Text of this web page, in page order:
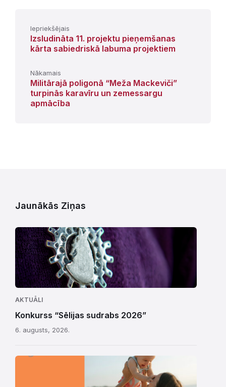
Iepriekšējais
Izsludināta 11. projektu pieņemšanas
kārta sabiedriskā labuma projektiem
Nākamais
Militārajā poligonā “Meža Mackeviči”
turpinās karavīru un zemessargu
apmācība
Jaunākās Ziņas
AKTUĀLI
Konkurss “Sēlijas sudrabs 2026”
6. augusts, 2026.